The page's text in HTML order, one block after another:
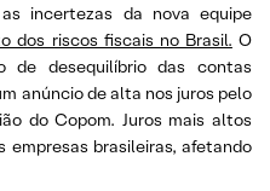
incertezas da nova equipe
dos riscos fiscais no Brasil. O
de desequilíbrio das contas
anúncio de alta nos juros pelo
do Copom. Juros mais altos
brasileiras, afetando